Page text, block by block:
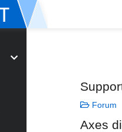
Forum
Axes